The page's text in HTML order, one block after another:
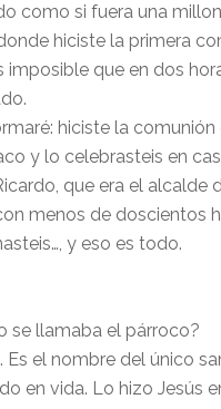
como si fuera una
hiciste la primera
imposible que en dos
hiciste la comunión
y lo celebrasteis en
que era el alcalde
menos de doscientos
y eso es todo.
se llamaba el párroco?
Es el nombre del único
en vida. Lo hizo Jesús